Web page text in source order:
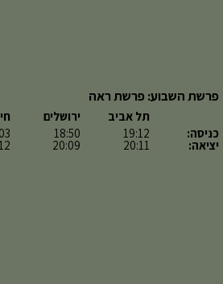
פרשת השבוע: פרשת ראה
כניסה:
יציאה:
תל אביב
19:12
20:11
ירושלים
18:50
20:09